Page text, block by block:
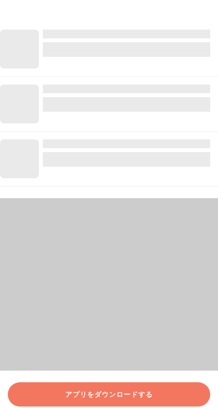
アプリをダウンロードする